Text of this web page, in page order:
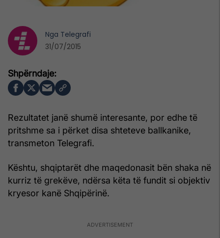
Rezultatet janë shumë interesante, por edhe të
pritshme sa i përket disa shteteve ballkanike,
transmeton Telegrafi.
Kështu, shqiptarët dhe maqedonasit bën shaka në
kurriz të grekëve, ndërsa këta të fundit si objektiv
kryesor kanë Shqipërinë.
Nga Telegrafi
31/07/2015